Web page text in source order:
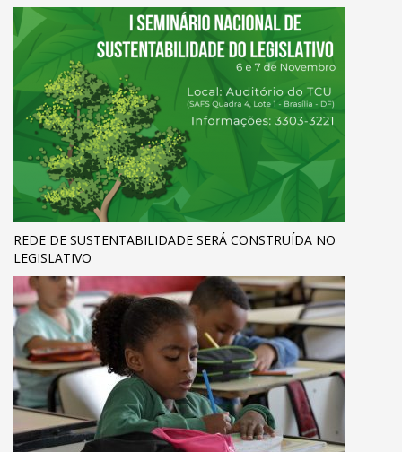
REDE DE SUSTENTABILIDADE SERÁ CONSTRUÍDA NO
LEGISLATIVO